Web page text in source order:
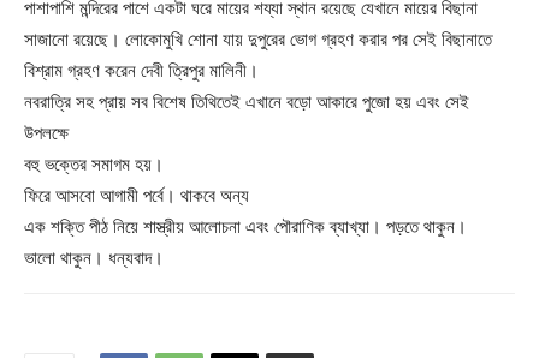
পাশাপাশি মন্দিরের পাশে একটা ঘরে মায়ের শয্যা স্থান রয়েছে যেখানে মায়ের বিছানা
সাজানো রয়েছে। লোকোমুখি শোনা যায় দুপুরের ভোগ গ্রহণ করার পর সেই বিছানাতে
বিশ্রাম গ্রহণ করেন দেবী ত্রিপুর মালিনী।
নবরাত্রি সহ প্রায় সব বিশেষ তিথিতেই এখানে বড়ো আকারে পুজো হয় এবং সেই
উপলক্ষে
বহু ভক্তের সমাগম হয়।
ফিরে আসবো আগামী পর্বে। থাকবে অন্য
এক শক্তি পীঠ নিয়ে শাস্ত্রীয় আলোচনা এবং পৌরাণিক ব্যাখ্যা। পড়তে থাকুন।
ভালো থাকুন। ধন্যবাদ।